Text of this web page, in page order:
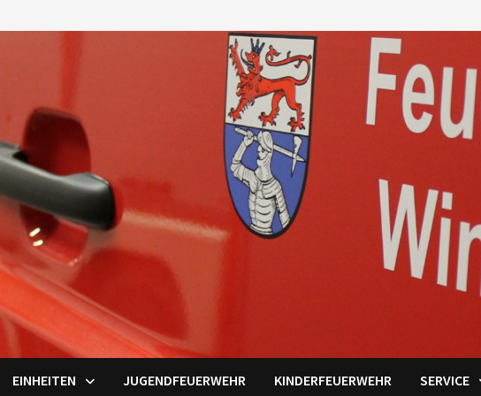
EINHEITEN JUGENDFEUERWEHR KINDERFEUERWEHR SERVICE